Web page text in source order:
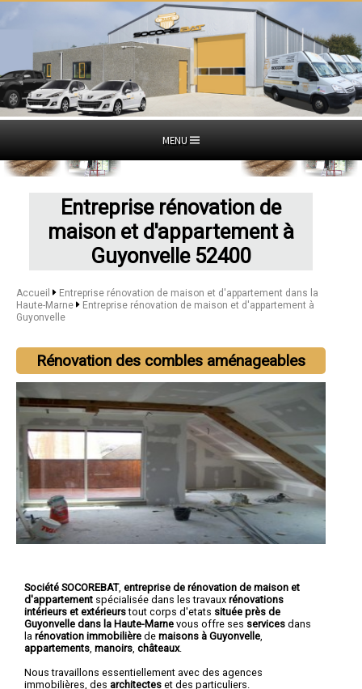
MENU
Entreprise rénovation de
maison et d'appartement à
Guyonvelle 52400
Accueil
Entreprise rénovation de maison et d'appartement dans la
Haute-Marne
Entreprise rénovation de maison et d'appartement à
Guyonvelle
Rénovation des combles aménageables
Société SOCOREBAT, entreprise de rénovation de maison et
d'appartement spécialisée dans les travaux rénovations
intérieurs et extérieurstout corps d'etats située près de
Guyonvelle dans la Haute-Marne vous offre ses services dans
la rénovation immobilière de maisons à Guyonvelle
appartements manoirs châteaux.
Nous travaillons essentiellement avec des agences
immobilières, des architectes et des particuliers.